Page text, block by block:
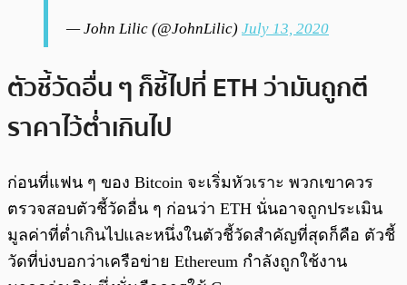
— John Lilic (@JohnLilic) July 13, 2020
ตัวชี้วัดอื่น ๆ ก็ชี้ไปที่ ETH ว่ามันถูกตี
ราคาไว้ต่ำเกินไป
ก่อนที่แฟน ๆ ของ Bitcoin จะเริ่มหัวเราะ พวกเขาควร
ตรวจสอบตัวชี้วัดอื่น ๆ ก่อนว่า ETH นั่นอาจถูกประเมิน
มูลค่าที่ต่ำเกินไปและหนึ่งในตัวชี้วัดสำคัญที่สุดก็คือ ตัวชี้
วัดที่บ่งบอกว่าเครือข่าย Ethereum กำลังถูกใช้งาน